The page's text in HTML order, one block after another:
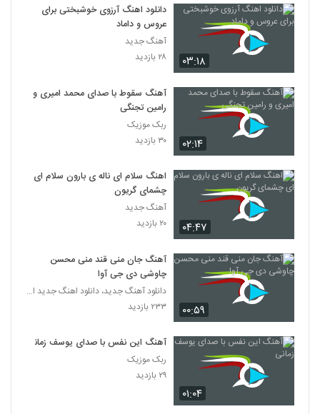
۰۳:۱۸
دانلود اهنگ آرزوی خوشبختی برای
عروس و داماد
آهنگ جدید
۲۸ بازدید
۰۲:۱۴
آهنگ سقوط با صدای محمد امیری و
رامین تجنگی
ربک موزیک
۳۰ بازدید
۰۴:۴۷
اهنگ سلام ای ناله ی بارون سلام ای
چشمای گریون
آهنگ جدید
۲۰ بازدید
۰۰:۵۹
آهنگ جان منی قند منی محسن
چاوشی دی جی آوا
دانلود آهنگ جدید، دانلود اهنگ جدید ایرانی
۲۳۳ بازدید
۰۱:۰۴
آهنگ این نفس با صدای یوسف زمانی
ربک موزیک
۲۹ بازدید